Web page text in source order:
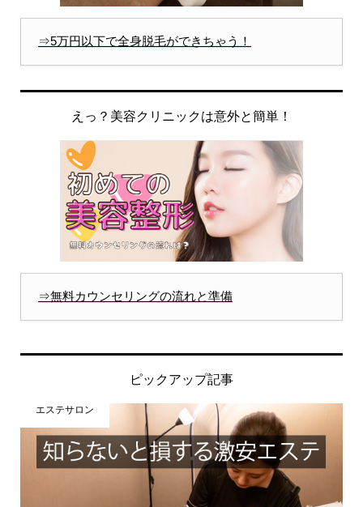
⇒5万円以下で全身脱毛ができちゃう！
えっ？美容クリニックは意外と簡単！
⇒無料カウンセリングの流れと準備
ピックアップ記事
エステサロン